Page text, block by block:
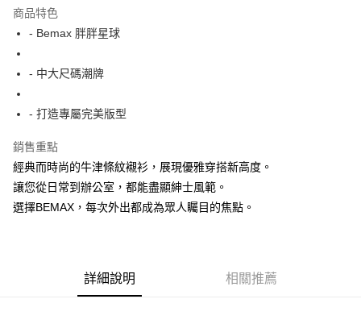
Apple Pay
街口支付
AFTEE先享後付
相關說明
AFTEE先享後付是「在收到商品之後才付款」的支付方式。 讓您購物簡單
便利好安心！
１．簡單：不需註冊會員、不需綁卡、不需儲值。
２．便利：只要手機號碼，簡訊認證，即可結帳。
１．於結帳方式選擇「AFTEE先享後付」後，將跳轉至「AFTEE先享後付」
結帳頁面，進行簡訊認證並確認金額後，即可完成結帳。
ATM付款
運送方式
商品特色
- Bemax 胖胖星球
- 中大尺碼潮牌
- 打造專屬完美版型
銷售重點
經典而時尚的牛津條紋襯衫，展現優雅穿搭新高度。
讓您從日常到辦公室，都能盡顯紳士風範。
選擇BEMAX，每次外出都成為眾人矚目的焦點。
詳細說明 相關推薦